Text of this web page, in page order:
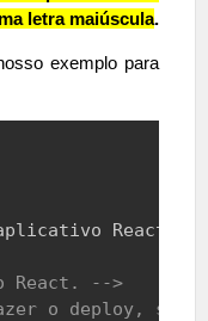
letra maiúscula.
exemplo para
React
React. -->
o deploy,